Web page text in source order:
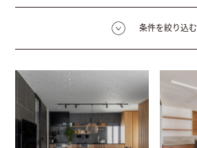
条件を絞り込む